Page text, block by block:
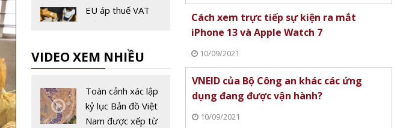
một lần vấp ngã
EU áp thuế VAT
đối với các nền
điện tử bán hàng
vào châu Âu từ
1/7
hội bứt phá của
các giao dịch trực
tuyến
VIDEO XEM NHIỀU
Toàn cảnh xác lập
kỷ lục Bản đồ Việt
Nam được xếp từ
Cách xem trực tiếp sự kiện ra mắt
iPhone 13 và Apple Watch 7
10/09/2021
VNEID của Bộ Công an khác các ứng
dụng đang được vận hành?
10/09/2021